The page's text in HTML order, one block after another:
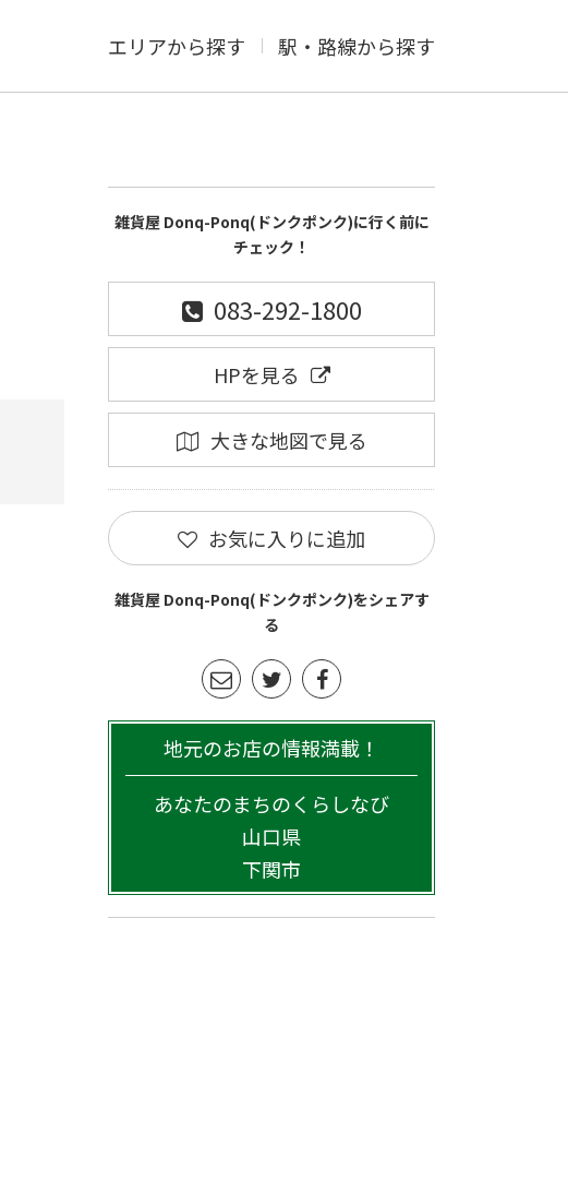
エリアから探す 駅・路線から探す
雑貨屋 Donq-Ponq(ドンクポンク)に行く前に
チェック！
083-292-1800
HPを見る
大きな地図で見る
お気に入りに追加
雑貨屋 Donq-Ponq(ドンクポンク)をシェアす
る
地元のお店の情報満載！
あなたのまちのくらしなび
山口県
下関市